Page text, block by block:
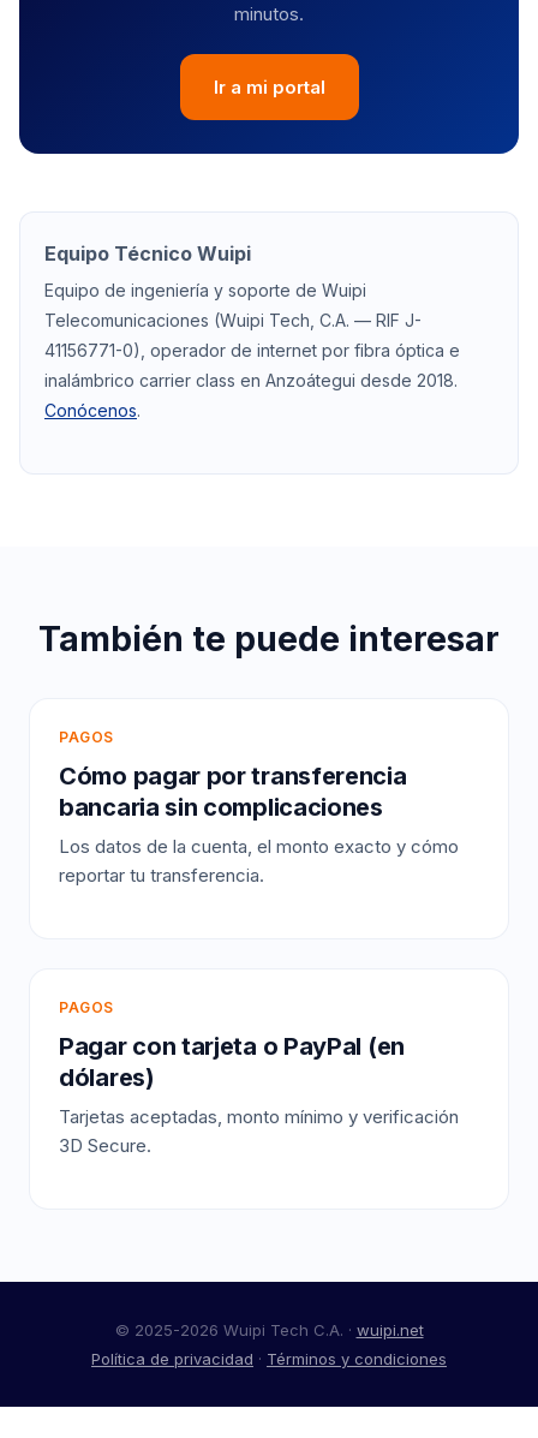
minutos.
Ir a mi portal
Equipo Técnico Wuipi
Equipo de ingeniería y soporte de Wuipi
Telecomunicaciones (Wuipi Tech, C.A. — RIF J-
41156771-0), operador de internet por fibra óptica e
inalámbrico carrier class en Anzoátegui desde 2018.
Conócenos.
También te puede interesar
PAGOS
Cómo pagar por transferencia
bancaria sin complicaciones
Los datos de la cuenta, el monto exacto y cómo
reportar tu transferencia.
PAGOS
Pagar con tarjeta o PayPal (en
dólares)
Tarjetas aceptadas, monto mínimo y verificación
3D Secure.
© 2025-2026 Wuipi Tech C.A. · wuipi.net
Política de privacidad · Términos y condiciones